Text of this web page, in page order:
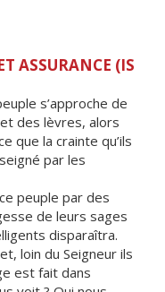
ASSURANCE (IS
s’approche de
des lèvres, alors
que la crainte qu’ils
par les
peuple par des
de leurs sages
disparaîtra.
loin du Seigneur ils
est fait dans